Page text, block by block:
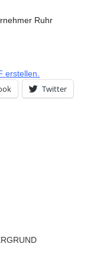
Ruhr
erstellen.
Twitter